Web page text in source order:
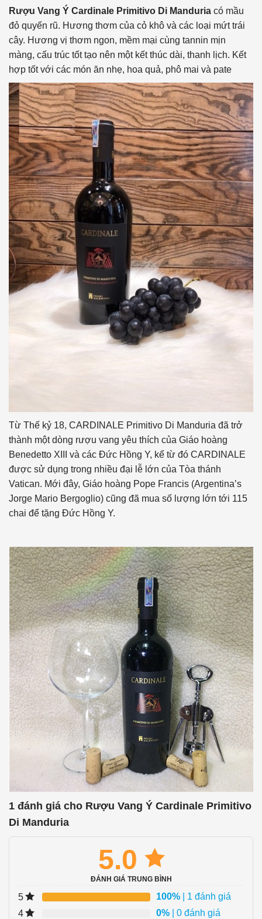
Rượu Vang Ý Cardinale Primitivo Di Manduria có mầu
đỏ quyến rũ. Hương thơm của cỏ khô và các loại mứt trái
cây. Hương vị thơm ngon, mềm mại cùng tannin mịn
màng, cấu trúc tốt tạo nên một kết thúc dài, thanh lịch. Kết
hợp tốt với các món ăn nhẹ, hoa quả, phô mai và pate
Từ Thế kỷ 18, CARDINALE Primitivo Di Manduria đã trở
thành một dòng rượu vang yêu thích của Giáo hoàng
Benedetto XIII và các Đức Hồng Y, kể từ đó CARDINALE
được sử dụng trong nhiều đại lễ lớn của Tòa thánh
Vatican. Mới đây, Giáo hoàng Pope Francis (Argentina’s
Jorge Mario Bergoglio) cũng đã mua số lượng lớn tới 115
chai để tặng Đức Hồng Y.
1 đánh giá cho Rượu Vang Ý Cardinale Primitivo
Di Manduria
5.0
ĐÁNH GIÁ TRUNG BÌNH
5 100% | 1 đánh giá
4
0% | 0 đánh giá